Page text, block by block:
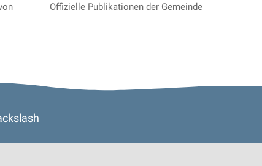
Offizielle Publikationen der Gemeinde